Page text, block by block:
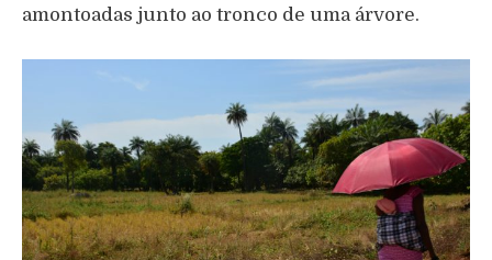
amontoadas junto ao tronco de uma árvore.